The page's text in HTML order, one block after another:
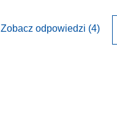
Zobacz odpowiedzi (4)